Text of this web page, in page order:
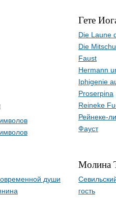
души
Гете
Die Laune
Die
Faust
Hermann
Iphigenie
Proserpina
Reineke
Рейнеке-
Фауст
Молина
гость